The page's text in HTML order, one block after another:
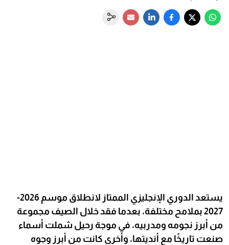
يستعد الدوري الإنجليزي الممتاز لانطلاق موسم 2026-
2027 بملامح مختلفة، بعدما فقد خلال الصيف مجموعة
من أبرز نجومه ومدربيه، في موجة رحيل شملت أسماء
صنعت تاريخًا مع أنديتها، وأخرى كانت من أبرز وجوه